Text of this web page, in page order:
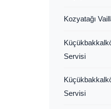
Kozyatağı
Servisi
Servisi